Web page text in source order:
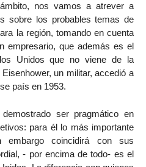
nos vamos a atrever a
sobre los probables temas de
la región, tomando en cuenta
empresario, que además es el
Unidos que no viene de la
un militar, accedió a
país en 1953.
ser pragmático en
para él lo más importante
embargo coincidirá con sus
- por encima de todo- es el